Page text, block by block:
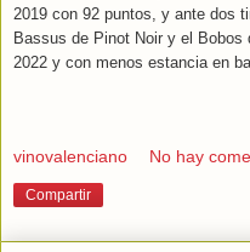
2019 con 92 puntos, y ante dos
Bassus de Pinot Noir y el Bobos
2022 y con menos estancia en
vinovalenciano No hay
Compartir